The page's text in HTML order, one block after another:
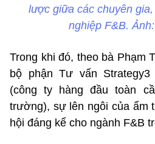
lược giữa các chuyên
nghiệp F&B.
Trong khi đó, theo bà Phạm
bộ phận Tư vấn Strategy3
(công ty hàng đầu toàn
trường), sự lên ngôi của ẩm
hội đáng kể cho ngành F&B